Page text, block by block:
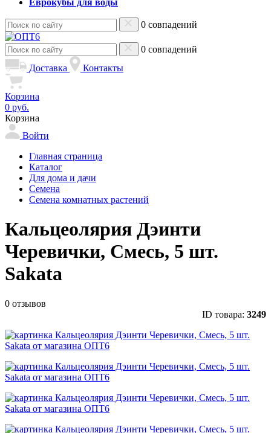
Еврокубы для воды
0 совпадений
0 совпадений
Доставка
Контакты
Корзина
0 руб.
Корзина
Войти
Главная страница
Каталог
Для дома и дачи
Семена
Семена комнатных растений
Кальцеолярия Дэинти
Черевички, Смесь, 5 шт.
Sakata
0 отзывов
ID товара: 3249